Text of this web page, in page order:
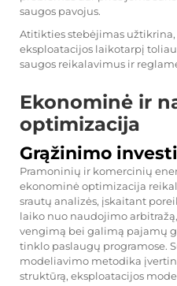
saugos pavojus.
Atitikties stebėjimas
eksploatacijos laikotarpį
saugos reikalavimus ir
Ekonominė ir
optimizacija
Grąžinimo
Pramoninių ir komercinių
ekonominė optimizacija
srautų analizės, įskaitant
laiko nuo naudojimo
vengimą bei galimą pajamų
tinklo paslaugų programose.
modeliavimo metodika
struktūrą, eksploatacijos